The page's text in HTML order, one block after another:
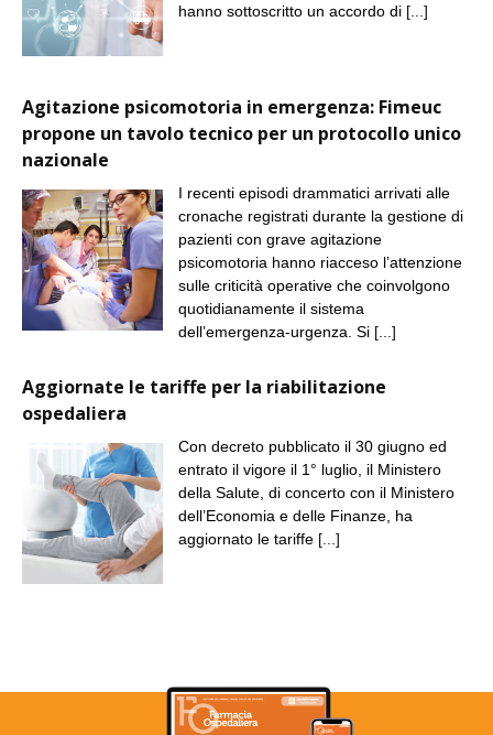
hanno sottoscritto un accordo di [...]
Agitazione psicomotoria in emergenza: Fimeuc
propone un tavolo tecnico per un protocollo unico
nazionale
I recenti episodi drammatici arrivati alle
cronache registrati durante la gestione di
pazienti con grave agitazione
psicomotoria hanno riacceso l’attenzione
sulle criticità operative che coinvolgono
quotidianamente il sistema
dell’emergenza-urgenza. Si [...]
Aggiornate le tariffe per la riabilitazione
ospedaliera
Con decreto pubblicato il 30 giugno ed
entrato il vigore il 1° luglio, il Ministero
della Salute, di concerto con il Ministero
dell’Economia e delle Finanze, ha
aggiornato le tariffe [...]